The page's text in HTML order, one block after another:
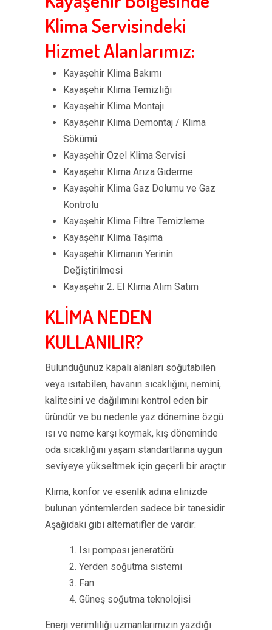
Klima Servisindeki
Hizmet Alanlarımız:
Kayaşehir Klima Bakımı
Kayaşehir Klima Temizliği
Kayaşehir Klima Montajı
Kayaşehir Klima Demontaj / Klima
Sökümü
Kayaşehir Özel Klima Servisi
Kayaşehir Klima Arıza Giderme
Kayaşehir Klima Gaz Dolumu ve Gaz
Kontrolü
Kayaşehir Klima Filtre Temizleme
Kayaşehir Klima Taşıma
Kayaşehir Klimanın Yerinin
Değiştirilmesi
Kayaşehir 2. El Klima Alım Satım
KLİMA NEDEN
KULLANILIR?
Bulunduğunuz kapalı alanları soğutabilen
veya ısıtabilen, havanın sıcaklığını, nemini,
kalitesini ve dağılımını kontrol eden bir
üründür ve bu nedenle yaz dönemine özgü
ısı ve neme karşı koymak, kış döneminde
oda sıcaklığını yaşam standartlarına uygun
seviyeye yükseltmek için geçerli bir araçtır.
Klima, konfor ve esenlik adına elinizde
bulunan yöntemlerden sadece bir tanesidir.
Aşağıdaki gibi alternatifler de vardır:
1. Isı pompası jeneratörü
2. Yerden soğutma sistemi
3. Fan
4. Güneş soğutma teknolojisi
Enerji verimliliği uzmanlarımızın yazdığı